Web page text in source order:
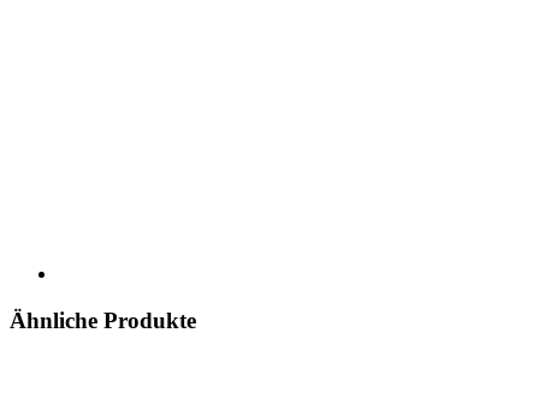
Ähnliche Produkte